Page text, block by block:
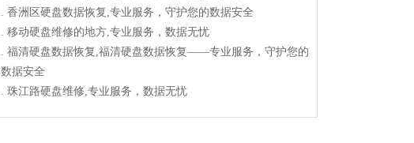
. 香洲区硬盘数据恢复,专业服务，守护您的数据安全
. 移动硬盘维修的地方,专业服务，数据无忧
. 福清硬盘数据恢复,福清硬盘数据恢复——专业服务，守护您的
数据安全
. 珠江路硬盘维修,专业服务，数据无忧